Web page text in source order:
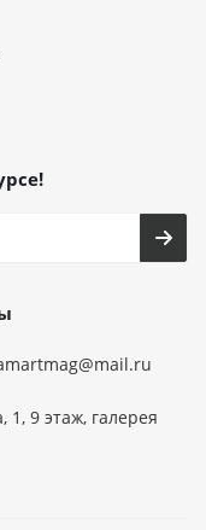
1, 9 этаж, галерея